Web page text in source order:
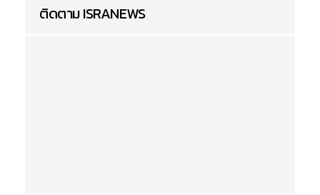
ติดตาม ISRANEWS